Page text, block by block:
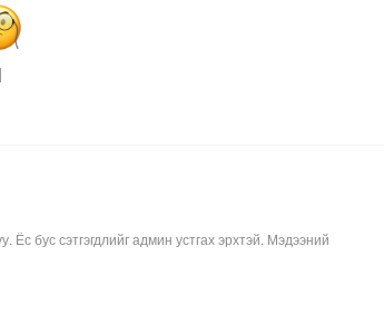
Ёс бус сэтгэгдлийг админ устгах эрхтэй. Мэдээний